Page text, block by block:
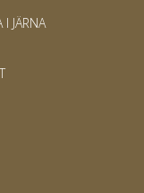
JÄRNA